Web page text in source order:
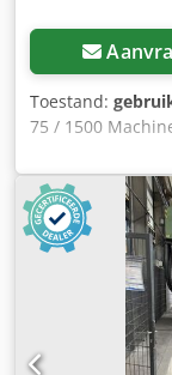
Toestand:
75 / 1500
Boorcapaciteit
Ø 90 mm Crjdpfx
Nominale
spindel 1500 mm
spindel 440 mm
spanvlak 370 -
Tafelafmetingen
Diameter kolom
Spindelsnelheid